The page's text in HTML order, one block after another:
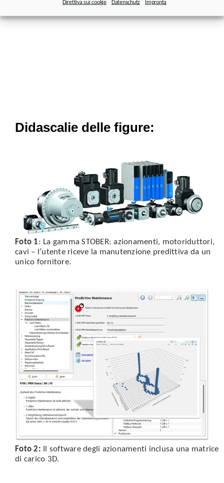
Direttiva sui cookie Datenschutz Impronta
Didascalie delle figure:
Foto 1: La gamma STOBER: azionamenti, motoriduttori,
cavi – l’utente riceve la manutenzione predittiva da un
unico fornitore.
Foto 2: Il software degli azionamenti inclusa una matrice
di carico 3D.